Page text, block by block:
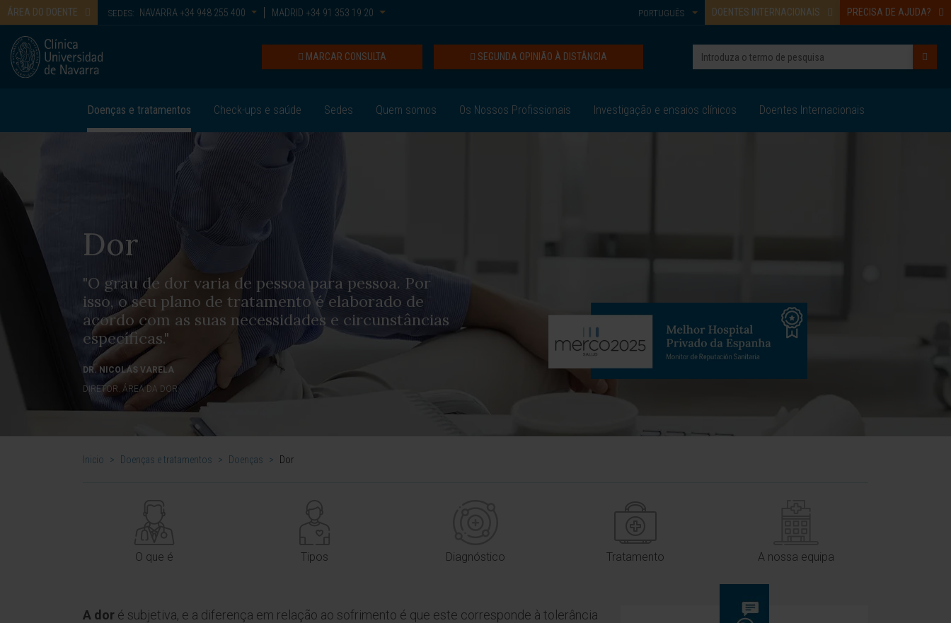
ÁREA DO DOENTE SEDES: NAVARRA +34 948 255 400 MADRID +34 91 353 19 20 DOENTES INTERNACIONAIS PRECISA DE AJUDA?
PORTUGUÊS
SEGUNDA OPINIÃO À DISTÂNCIA
MARCAR CONSULTA
Doenças e tratamentos Check-ups e saúde Sedes Quem somos Os Nossos Profissionais Investigação e ensaios clínicos Doentes Internacionais
Dor
"O grau de dor varia de pessoa para pessoa. Por
isso, o seu plano de tratamento é elaborado de
acordo com as suas necessidades e circunstâncias
específicas."
DR. NICOLÁS VARELA
DIRETOR. ÁREA DA DOR
Inicio > Doenças e tratamentos > Doenças > Dor
O que é Tipos Diagnóstico Tratamento A nossa equipa
A dor é subjetiva, e a diferença em relação ao sofrimento é que este corresponde à tolerância